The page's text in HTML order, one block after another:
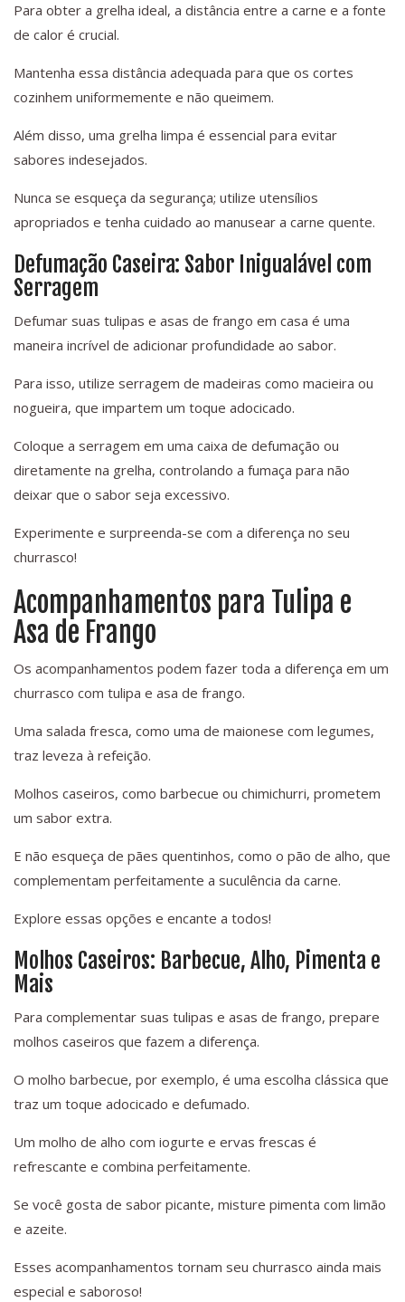
Para obter a grelha ideal, a distância entre a carne e a fonte
de calor é crucial.
Mantenha essa distância adequada para que os cortes
cozinhem uniformemente e não queimem.
Além disso, uma grelha limpa é essencial para evitar
sabores indesejados.
Nunca se esqueça da segurança; utilize utensílios
apropriados e tenha cuidado ao manusear a carne quente.
Defumação Caseira: Sabor Inigualável com
Serragem
Defumar suas tulipas e asas de frango em casa é uma
maneira incrível de adicionar profundidade ao sabor.
Para isso, utilize serragem de madeiras como macieira ou
nogueira, que impartem um toque adocicado.
Coloque a serragem em uma caixa de defumação ou
diretamente na grelha, controlando a fumaça para não
deixar que o sabor seja excessivo.
Experimente e surpreenda-se com a diferença no seu
churrasco!
Acompanhamentos para Tulipa e
Asa de Frango
Os acompanhamentos podem fazer toda a diferença em um
churrasco com tulipa e asa de frango.
Uma salada fresca, como uma de maionese com legumes,
traz leveza à refeição.
Molhos caseiros, como barbecue ou chimichurri, prometem
um sabor extra.
E não esqueça de pães quentinhos, como o pão de alho, que
complementam perfeitamente a suculência da carne.
Explore essas opções e encante a todos!
Molhos Caseiros: Barbecue, Alho, Pimenta e
Mais
Para complementar suas tulipas e asas de frango, prepare
molhos caseiros que fazem a diferença.
O molho barbecue, por exemplo, é uma escolha clássica que
traz um toque adocicado e defumado.
Um molho de alho com iogurte e ervas frescas é
refrescante e combina perfeitamente.
Se você gosta de sabor picante, misture pimenta com limão
e azeite.
Esses acompanhamentos tornam seu churrasco ainda mais
especial e saboroso!